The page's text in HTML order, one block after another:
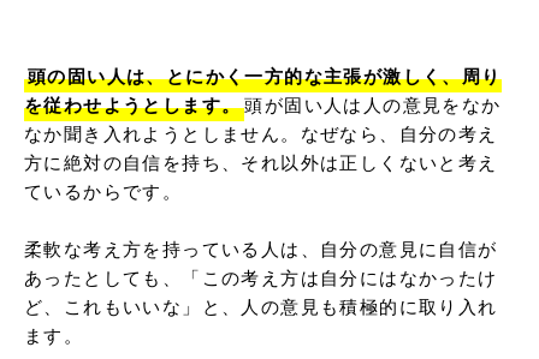
頭の固い人は、とにかく一方的な主張が激しく、周り
を従わせようとします。頭が固い人は人の意見をなか
なか聞き入れようとしません。なぜなら、自分の考え
方に絶対の自信を持ち、それ以外は正しくないと考え
ているからです。
柔軟な考え方を持っている人は、自分の意見に自信が
あったとしても、「この考え方は自分にはなかったけ
ど、これもいいな」と、人の意見も積極的に取り入れ
ます。